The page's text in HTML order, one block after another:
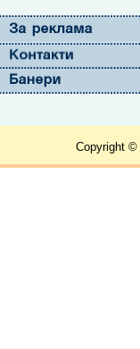
Copyright ©